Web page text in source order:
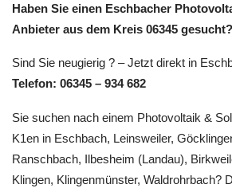
Haben Sie einen Eschbacher
Anbieter aus dem Kreis 06345 gesucht?
Sind Sie neugierig ? – Jetzt direkt in
Telefon: 06345 – 934 682
Sie suchen nach einem Photovoltaik &
K1en in Eschbach, Leinsweiler,
Ranschbach, Ilbesheim (Landau),
Klingen, Klingenmünster, Waldrohrbach?